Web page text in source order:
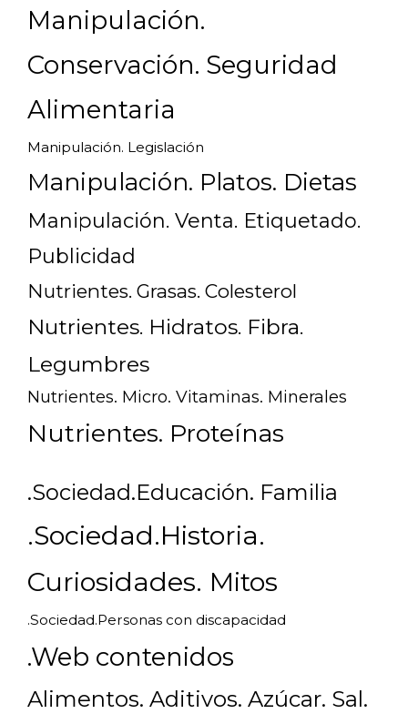
Manipulación.
Conservación. Seguridad
Alimentaria
Manipulación. Legislación
Manipulación. Platos. Dietas
Manipulación. Venta. Etiquetado.
Publicidad
Nutrientes. Grasas. Colesterol
Nutrientes. Hidratos. Fibra.
Legumbres
Nutrientes. Micro. Vitaminas. Minerales
Nutrientes. Proteínas
.Sociedad.Educación. Familia
.Sociedad.Historia.
Curiosidades. Mitos
.Sociedad.Personas con discapacidad
.Web contenidos
Alimentos. Aditivos. Azúcar. Sal.